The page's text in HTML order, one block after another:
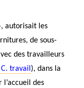
autorisait les
de sous-
des travailleurs
travail ), dans la
l’accueil des